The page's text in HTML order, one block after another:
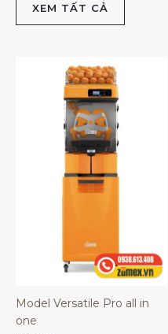
XEM TẤT CẢ
Model Versatile Pro all in
one